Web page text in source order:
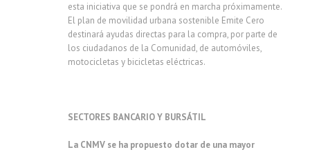
esta iniciativa que se pondrá en marcha próximamente.
El plan de movilidad urbana sostenible Emite Cero
destinará ayudas directas para la compra, por parte de
los ciudadanos de la Comunidad, de automóviles,
motocicletas y bicicletas eléctricas.
SECTORES BANCARIO Y BURSÁTIL
La CNMV se ha propuesto dotar de una mayor